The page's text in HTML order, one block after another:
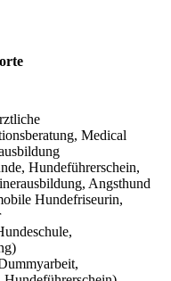
Medical
Hundeführerschein,
Angsthund
Hundefriseurin,